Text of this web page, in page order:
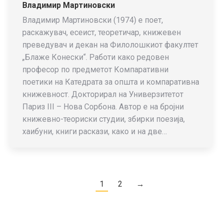
Владимир Мартиновски
Владимир Мартиновски (1974) е поет,
раскажувач, есеист, теоретичар, книжевен
преведувач и декан на Филолошкиот факултет
„Блаже Конески“. Работи како редовен
професор по предметот Компаративни
поетики на Катедрата за општа и компаративна
книжевност. Докторирал на Универзитетот
Париз III – Нова Сорбона. Автор е на бројни
книжевно-теориски студии, збирки поезија,
хаибуни, книги раскази, како и на две…
1 2 →